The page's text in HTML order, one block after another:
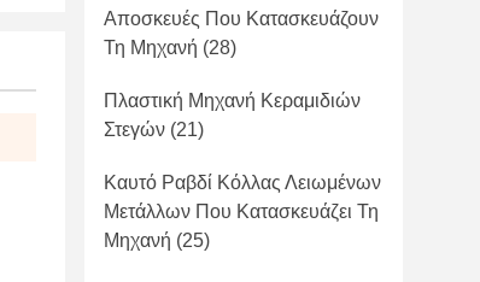
Αποσκευές Που Κατασκευάζουν
Τη Μηχανή (28)
Πλαστική Μηχανή Κεραμιδιών
Στεγών (21)
Καυτό Ραβδί Κόλλας Λειωμένων
Μετάλλων Που Κατασκευάζει Τη
Μηχανή (25)